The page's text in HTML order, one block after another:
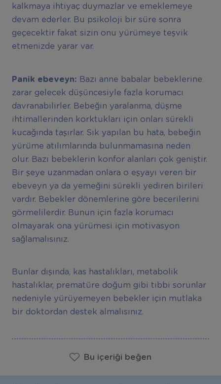
kalkmaya ihtiyaç duymazlar ve emeklemeye
devam ederler. Bu psikoloji bir süre sonra
geçecektir fakat sizin onu yürümeye teşvik
etmenizde yarar var.
Panik ebeveyn: Bazı anne babalar bebeklerine
zarar gelecek düşüncesiyle fazla korumacı
davranabilirler. Bebeğin yaralanma, düşme
ihtimallerinden korktukları için onları sürekli
kucağında taşırlar. Sık yapılan bu hata, bebeğin
yürüme atılımlarında bulunmamasına neden
olur. Bazı bebeklerin konfor alanları çok geniştir.
Bir şeye uzanmadan onlara o eşyayı veren bir
ebeveyn ya da yemeğini sürekli yediren birileri
vardır. Bebekler dönemlerine göre becerilerini
görmelilerdir. Bunun için fazla korumacı
olmayarak ona yürümesi için motivasyon
sağlamalısınız.
Bunlar dışında, kas hastalıkları, metabolik
hastalıklar, prematüre doğum gibi tıbbi sorunlar
nedeniyle yürüyemeyen bebekler için mutlaka
bir doktordan destek almalısınız.
Bu içeriği beğen